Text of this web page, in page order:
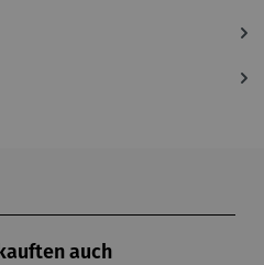
auch